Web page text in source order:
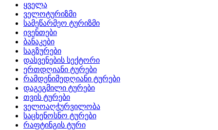
ყველა
ველოტურიზმი
სამეწარმეო ტურიზმი
ივენთები
ბანაკები
საგზურები
დასვენების სექტორი
ერთდღიანი ტურები
რამდენიმედღიანი ტურები
დაგეგმილი ტურები
თვის ტურები
ველოაღჭურვილობა
საცხენოსნო ტურები
რაფტინგის ტური